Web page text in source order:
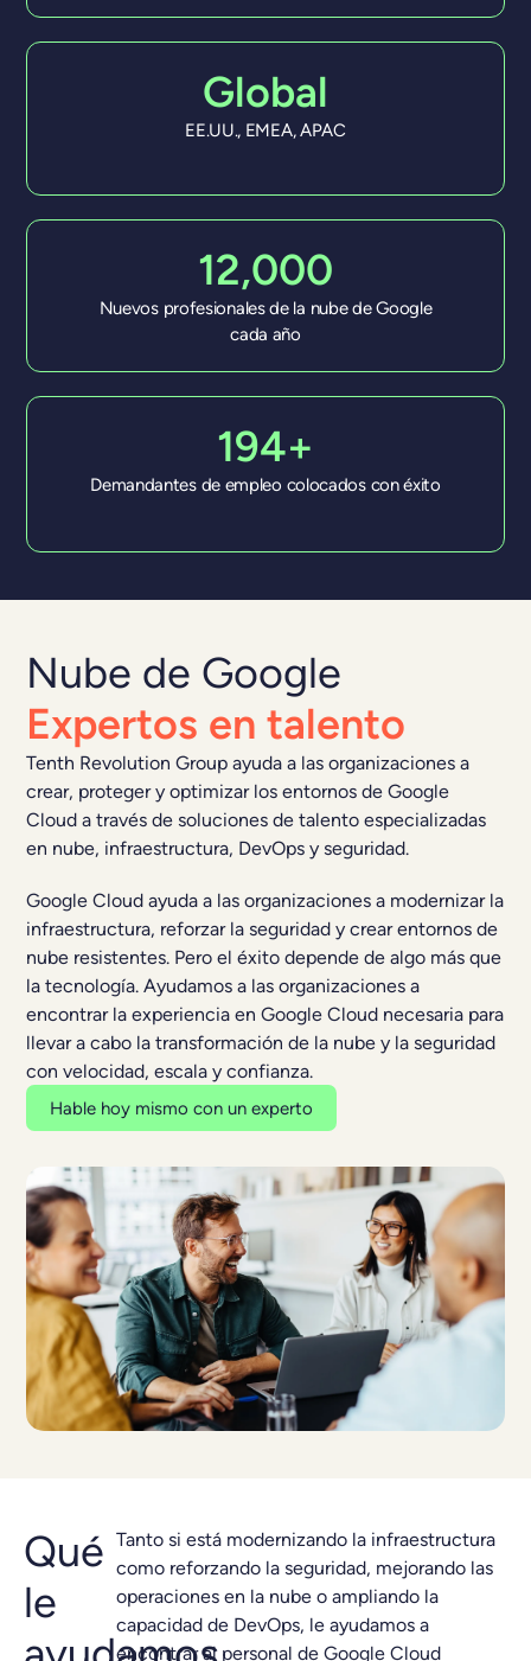
Global
EE.UU., EMEA, APAC
12,000
Nuevos profesionales de la nube de Google
cada año
194+
Demandantes de empleo colocados con éxito
Nube de Google
Expertos en talento
Tenth Revolution Group ayuda a las organizaciones a
crear, proteger y optimizar los entornos de Google
Cloud a través de soluciones de talento especializadas
en nube, infraestructura, DevOps y seguridad.
Google Cloud ayuda a las organizaciones a modernizar la
infraestructura, reforzar la seguridad y crear entornos de
nube resistentes. Pero el éxito depende de algo más que
la tecnología. Ayudamos a las organizaciones a
encontrar la experiencia en Google Cloud necesaria para
llevar a cabo la transformación de la nube y la seguridad
con velocidad, escala y confianza.
Hable hoy mismo con un experto
Qué
le
Tanto si está modernizando la infraestructura
como reforzando la seguridad, mejorando las
operaciones en la nube o ampliando la
capacidad de DevOps, le ayudamos a
encontrar al personal de Google Cloud